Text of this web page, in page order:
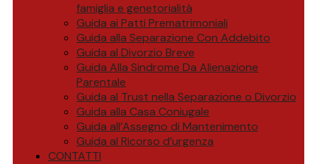
famiglia e genetorialità
Guida ai Patti Prematrimoniali
Guida alla Separazione Con Addebito
Guida al Divorzio Breve
Guida Alla Sindrome Da Alienazione
Parentale
Guida al Trust nella Separazione o Divorzio
Guida alla Casa Coniugale
Guida all’Assegno di Mantenimento
Guida al Ricorso d’urgenza
CONTATTI